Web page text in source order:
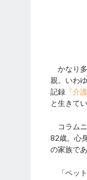
かなり多
親。いわ
記録 『介
と生きて
コラムニ
82歳。心
の家族で
「ペット